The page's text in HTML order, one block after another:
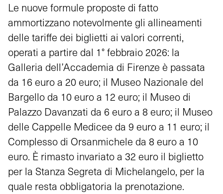
Le nuove formule proposte di fatto
ammortizzano notevolmente gli allineamenti
delle tariffe dei biglietti ai valori correnti,
operati a partire dal 1° febbraio 2026: la
Galleria dell’Accademia di Firenze è passata
da 16 euro a 20 euro; il Museo Nazionale del
Bargello da 10 euro a 12 euro; il Museo di
Palazzo Davanzati da 6 euro a 8 euro; il Museo
delle Cappelle Medicee da 9 euro a 11 euro; il
Complesso di Orsanmichele da 8 euro a 10
euro. È rimasto invariato a 32 euro il biglietto
per la Stanza Segreta di Michelangelo, per la
quale resta obbligatoria la prenotazione.